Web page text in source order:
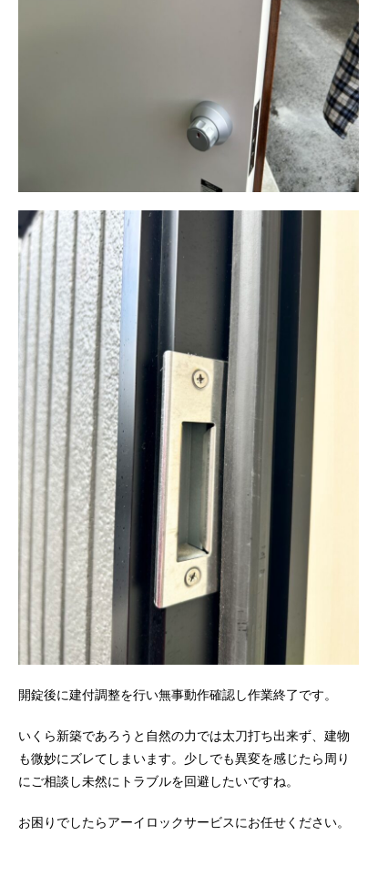
開錠後に建付調整を行い無事動作確認し作業終了です。
いくら新築であろうと自然の力では太刀打ち出来ず、建物
も微妙にズレてしまいます。少しでも異変を感じたら周り
にご相談し未然にトラブルを回避したいですね。
お困りでしたらアーイロックサービスにお任せください。